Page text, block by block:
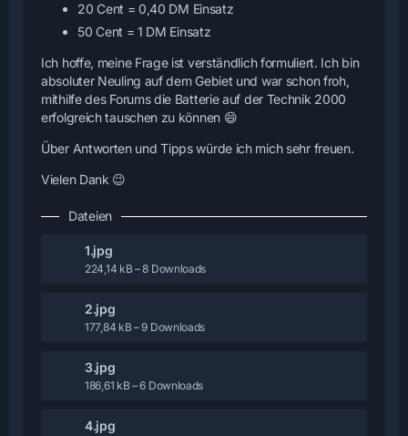
20 Cent = 0,40 DM Einsatz
50 Cent = 1 DM Einsatz
Ich hoffe, meine Frage ist verständlich formuliert. Ich bin
absoluter Neuling auf dem Gebiet und war schon froh,
mithilfe des Forums die Batterie auf der Technik 2000
erfolgreich tauschen zu können 😄
Über Antworten und Tipps würde ich mich sehr freuen.
Vielen Dank 😉
Dateien
1.jpg
224,14 kB – 8 Downloads
2.jpg
177,84 kB – 9 Downloads
3.jpg
186,61 kB – 6 Downloads
4.jpg